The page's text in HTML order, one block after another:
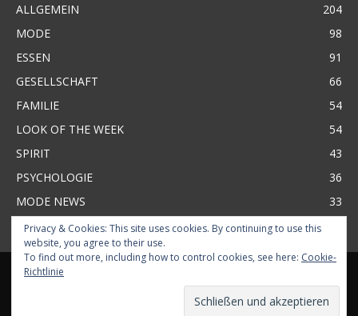
ALLGEMEIN
204
MODE
98
ESSEN
91
GESELLSCHAFT
66
FAMILIE
54
LOOK OF THE WEEK
54
SPIRIT
43
PSYCHOLOGIE
36
MODE NEWS
33
KONTAKT
HAFTUNGSAUSSCHLUSS
DATENSCHUTZ
Privacy & Cookies: This site uses cookies. By continuing to use this
website, you agree to their use.
To find out more, including how to control cookies, see here: Cookie-
Richtlinie